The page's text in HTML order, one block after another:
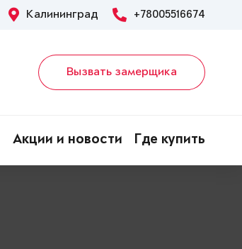
Калининград +78005516674
Вызвать замерщика
Акции и новости Где купить